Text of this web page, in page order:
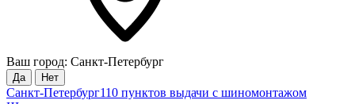
Ваш город: Санкт-Петербург
Да Нет
Санкт-Петербург110 пунктов выдачи с шиномонтажом